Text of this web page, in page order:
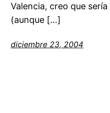
Valencia, creo que
(aunque […]
diciembre 23, 2004